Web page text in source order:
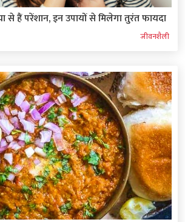
से हैं परेंशान, इन उपायों से मिलेगा तुरंत फायदा
जीवनशैली